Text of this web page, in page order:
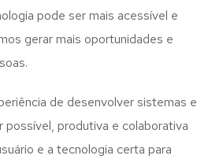
pode ser mais acessível e
gerar mais oportunidades e
de desenvolver sistemas e
possível, produtiva e colaborativa
e a tecnologia certa para